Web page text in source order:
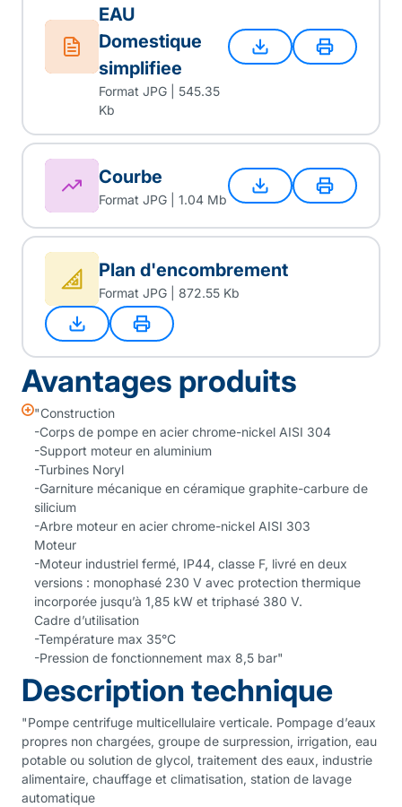
EAU
Domestique
simplifiee
Format JPG | 545.35
Kb
Courbe
Format JPG | 1.04 Mb
Plan d'encombrement
Format JPG | 872.55 Kb
Avantages produits
"Construction
-Corps de pompe en acier chrome-nickel AISI 304
-Support moteur en aluminium
-Turbines Noryl
-Garniture mécanique en céramique graphite-carbure de
silicium
-Arbre moteur en acier chrome-nickel AISI 303
Moteur
-Moteur industriel fermé, IP44, classe F, livré en deux
versions : monophasé 230 V avec protection thermique
incorporée jusqu’à 1,85 kW et triphasé 380 V.
Cadre d’utilisation
-Température max 35°C
-Pression de fonctionnement max 8,5 bar"
Description technique
"Pompe centrifuge multicellulaire verticale. Pompage d’eaux
propres non chargées, groupe de surpression, irrigation, eau
potable ou solution de glycol, traitement des eaux, industrie
alimentaire, chauffage et climatisation, station de lavage
automatique